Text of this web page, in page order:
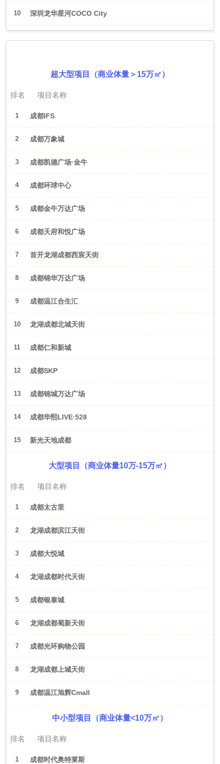
10 深圳龙华星河COCO City
超大型项目（商业体量＞15万㎡）
排名 项目名称
1 成都IFS
2 成都万象城
3 成都凯德广场·金牛
4 成都环球中心
5 成都金牛万达广场
6 成都天府和悦广场
7 首开龙湖成都西宸天街
8 成都锦华万达广场
9 成都温江合生汇
10 龙湖成都北城天街
11 成都仁和新城
12 成都SKP
13 成都锦城万达广场
14 成都华熙LIVE·528
15 新光天地成都
大型项目（商业体量10万-15万㎡）
排名 项目名称
1 成都太古里
2 龙湖成都滨江天街
3 成都大悦城
4 龙湖成都时代天街
5 成都银泰城
6 龙湖成都蜀新天街
7 成都光环购物公园
8 龙湖成都上城天街
9 成都温江旭辉Cmall
中小型项目（商业体量<10万㎡）
排名 项目名称
1 成都时代奥特莱斯